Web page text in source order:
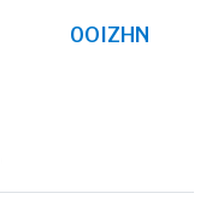
0OIZHN